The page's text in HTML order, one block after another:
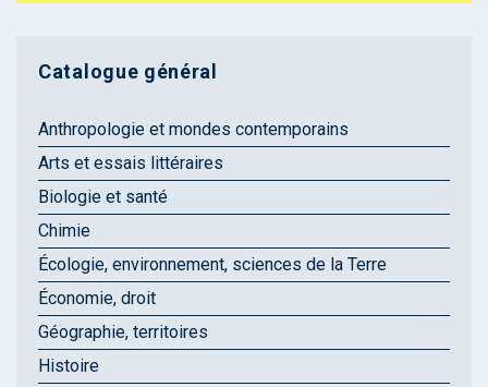
Catalogue général
Anthropologie et mondes contemporains
Arts et essais littéraires
Biologie et santé
Chimie
Écologie, environnement, sciences de la Terre
Économie, droit
Géographie, territoires
Histoire